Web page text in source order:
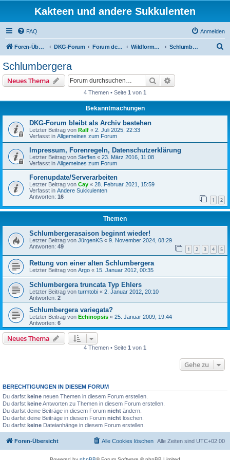
Kakteen und andere Sukkulenten
FAQ Anmelden
Foren-Übersicht DKG-Forum Forum der AG EPIG Wildformen 3 Schlumbergera
Schlumbergera
Neues Thema Suche
4 Themen • Seite 1 von 1
Bekanntmachungen
DKG-Forum bleibt als Archiv bestehen
Letzter Beitrag von Ralf « 2. Juli 2025, 22:33
Verfasst in Allgemeines zum Forum
Impressum, Forenregeln, Datenschutzerklärung
Letzter Beitrag von Steffen « 23. März 2016, 11:08
Verfasst in Allgemeines zum Forum
Forenupdate/Serverarbeiten
Letzter Beitrag von Cay « 28. Februar 2021, 15:59
Verfasst in Andere Sukkulenten
Antworten: 16 1 2
Themen
Schlumbergerasaison beginnt wieder!
Letzter Beitrag von JürgenKS « 9. November 2024, 08:29
Antworten: 49 1 2 3 4 5
Rettung von einer alten Schlumbergera
Letzter Beitrag von Argo « 15. Januar 2012, 00:35
Schlumbergera truncata Typ Ehlers
Letzter Beitrag von turmtobi « 2. Januar 2012, 20:10
Antworten: 2
Schlumbergera variegata?
Letzter Beitrag von Echinopsis « 25. Januar 2009, 19:44
Antworten: 6
Neues Thema
4 Themen • Seite 1 von 1
Gehe zu
BERECHTIGUNGEN IN DIESEM FORUM
Du darfst keine neuen Themen in diesem Forum erstellen.
Du darfst keineAntworten zu Themen in diesem Forum erstellen.
Du darfst deine Beiträge in diesem Forum nicht ändern.
Du darfst deine Beiträge in diesem Forum nicht löschen.
Du darfst keine Dateianhänge in diesem Forum erstellen.
Foren-Übersicht Alle Zeiten sind UTC+02:00
Alle Cookies löschen